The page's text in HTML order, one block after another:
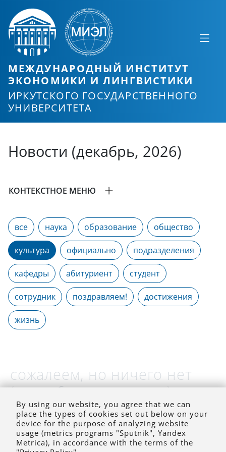
МЕЖДУНАРОДНЫЙ ИНСТИТУТ
ЭКОНОМИКИ И ЛИНГВИСТИКИ
ИРКУТСКОГО ГОСУДАРСТВЕННОГО
УНИВЕРСИТЕТА
Новости (декабрь, 2026)
КОНТЕКСТНОЕ МЕНЮ
все наука образование общество
культура официально подразделения
кафедры абитуриент студент
сотрудник поздравляем! достижения
жизнь
сожалеем, но ничего нет
(на выбранное время)
By using our website, you agree that we can
place the types of cookies set out below on your
device for the purpose of analyzing website
usage (metrics programs "Sputnik", Yandex
Metrica), in accordance with the terms of the